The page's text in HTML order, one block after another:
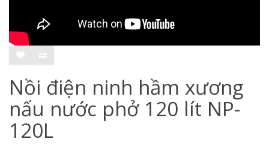
Nồi điện ninh hầm xương
nấu nước phở 120 lít NP-
120L